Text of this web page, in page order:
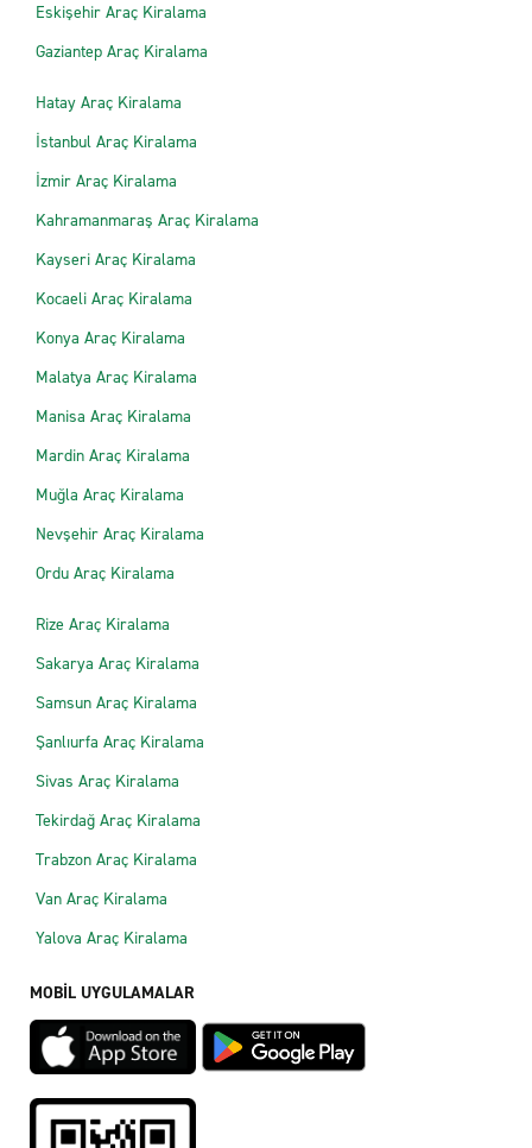
Eskişehir Araç Kiralama
Gaziantep Araç Kiralama
Hatay Araç Kiralama
İstanbul Araç Kiralama
İzmir Araç Kiralama
Kahramanmaraş Araç Kiralama
Kayseri Araç Kiralama
Kocaeli Araç Kiralama
Konya Araç Kiralama
Malatya Araç Kiralama
Manisa Araç Kiralama
Mardin Araç Kiralama
Muğla Araç Kiralama
Nevşehir Araç Kiralama
Ordu Araç Kiralama
Rize Araç Kiralama
Sakarya Araç Kiralama
Samsun Araç Kiralama
Şanlıurfa Araç Kiralama
Sivas Araç Kiralama
Tekirdağ Araç Kiralama
Trabzon Araç Kiralama
Van Araç Kiralama
Yalova Araç Kiralama
MOBİL UYGULAMALAR